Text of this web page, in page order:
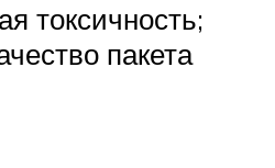
токсичность;
пакета